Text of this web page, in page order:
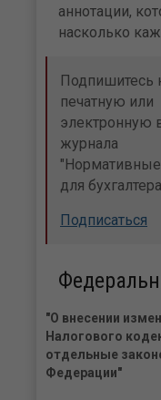
аннотации,
насколько
Подпишитесь
печатную или
электронную
журнала
для
Подписаться
"О внесении
Налогового
отдельные
Федерации"